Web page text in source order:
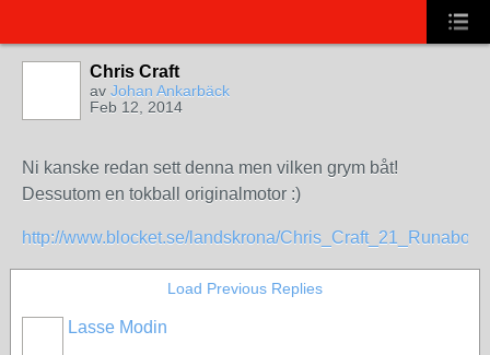
Chris Craft
av Johan Ankarbäck
Feb 12, 2014
Ni kanske redan sett denna men vilken grym båt!
Dessutom en tokball originalmotor :)
http://www.blocket.se/landskrona/
Load Previous Replies
Lasse Modin